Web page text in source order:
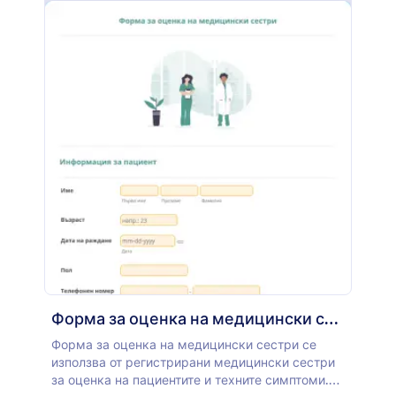
Форма за оценка на медицински сестри
Форма за оценка на медицински сестри се
използва от регистрирани медицински сестри
за оценка на пациентите и техните симптоми.